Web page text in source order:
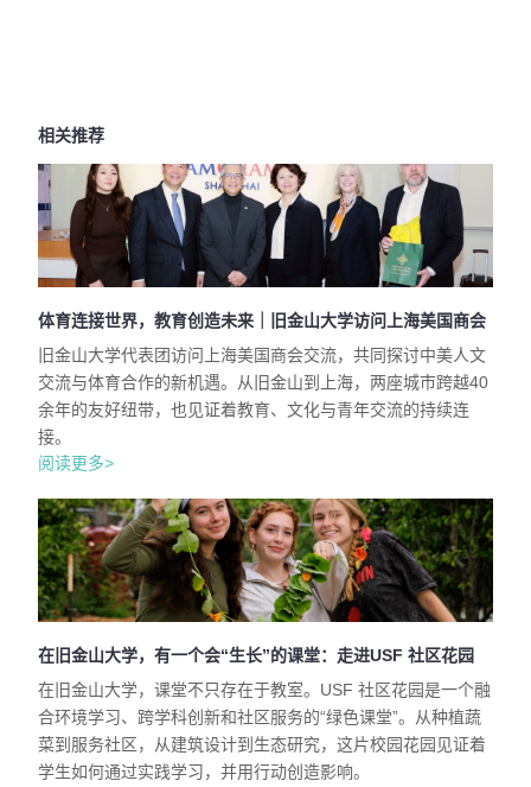
相关推荐
体育连接世界，教育创造未来｜旧金山大学访问上海美国商会
旧金山大学代表团访问上海美国商会交流，共同探讨中美人文
交流与体育合作的新机遇。从旧金山到上海，两座城市跨越40
余年的友好纽带，也见证着教育、文化与青年交流的持续连
接。
阅读更多>
在旧金山大学，有一个会“生长”的课堂：走进USF 社区花园
在旧金山大学，课堂不只存在于教室。USF 社区花园是一个融
合环境学习、跨学科创新和社区服务的“绿色课堂”。从种植蔬
菜到服务社区，从建筑设计到生态研究，这片校园花园见证着
学生如何通过实践学习，并用行动创造影响。